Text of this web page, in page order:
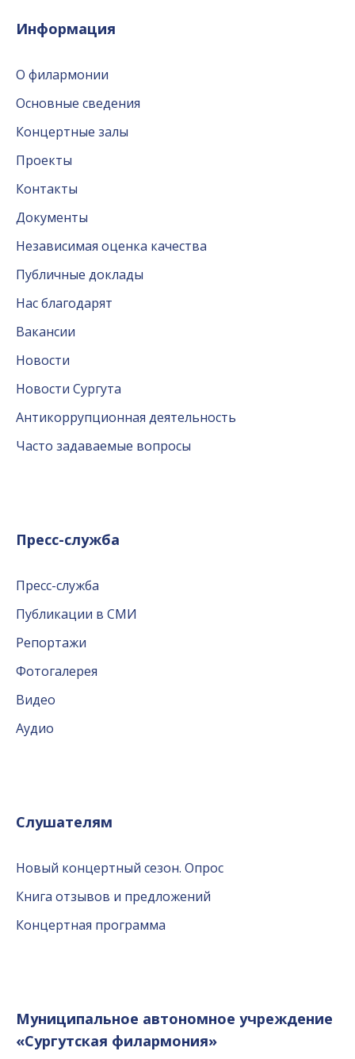
Информация
О филармонии
Основные сведения
Концертные залы
Проекты
Контакты
Документы
Независимая оценка качества
Публичные доклады
Нас благодарят
Вакансии
Новости
Новости Сургута
Антикоррупционная деятельность
Часто задаваемые вопросы
Пресс-служба
Пресс-служба
Публикации в СМИ
Репортажи
Фотогалерея
Видео
Аудио
Слушателям
Новый концертный сезон. Опрос
Книга отзывов и предложений
Концертная программа
Муниципальное автономное учреждение
«Сургутская филармония»